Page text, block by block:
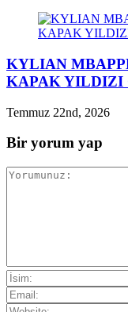
KYLIAN
KAPAK YILDIZI
Temmuz 22nd, 2026
Bir yorum yap